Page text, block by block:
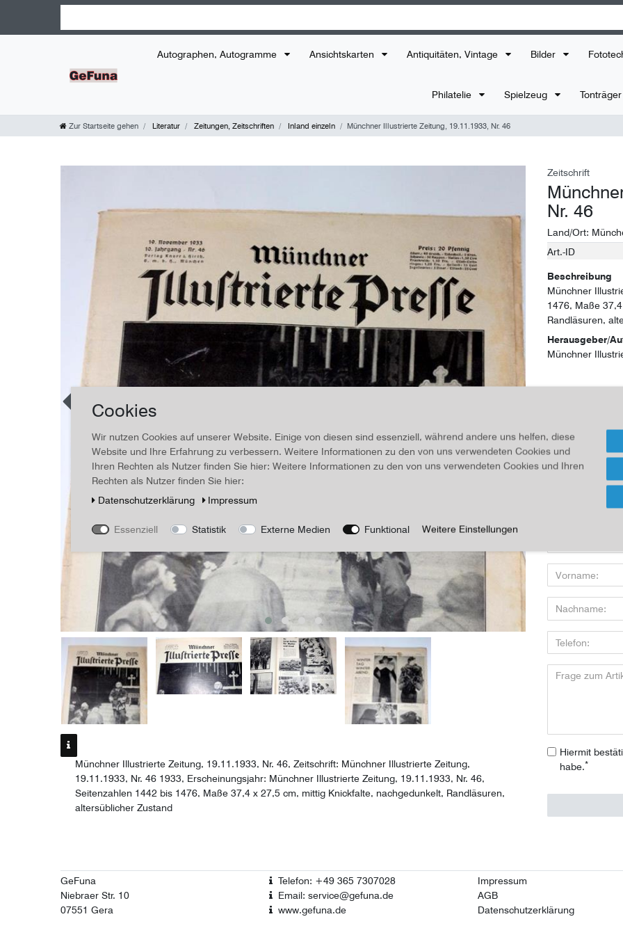
Autographen, Autogramme Ansichtskarten Antiquitäten, Vintage Bilder
Philatelie Spielzeug Tonträger
Zur Startseite gehen Literatur Zeitungen, Zeitschriften Inland einzeln Münchner Illustrierte Zeitung, 19.11.1933, Nr. 46
Münchner Illustrierte Zeitung, 19.11.1933, Nr. 46, Zeitschrift: Münchner Illustrierte Zeitung,
19.11.1933, Nr. 46 1933, Erscheinungsjahr: Münchner Illustrierte Zeitung, 19.11.1933, Nr. 46,
Seitenzahlen 1442 bis 1476, Maße 37,4 x 27,5 cm, mittig Knickfalte, nachgedunkelt, Randläsuren,
altersüblicher Zustand
Zeitschrift
Nr. 46
Land/Ort:
Technisches
Wert
Art.-ID
Beschreibung
Münchner
1476, Maße
Randläsuren,
Herausgeber/
Münchner
Stück
Für Infos
Wenn Sie den
Hiermit
habe.*
GeFuna
Niebraer Str. 10
07551 Gera
Telefon: +49 365 7307028
Email: service@gefuna.de
www.gefuna.de
Impressum
AGB
Datenschutzerklärung
Cookies
Wir nutzen Cookies auf unserer Website. Einige von diesen sind essenziell, während andere uns helfen, diese
Website und Ihre Erfahrung zu verbessern. Weitere Informationen zu den von uns verwendeten Cookies und
Ihren Rechten als Nutzer finden Sie hier: Weitere Informationen zu den von uns verwendeten Cookies und Ihren
Rechten als Nutzer finden Sie hier:
Daten­schutz­erklärung
Impressum
Essenziell Statistik Externe Medien Funktional Weitere Einstellungen